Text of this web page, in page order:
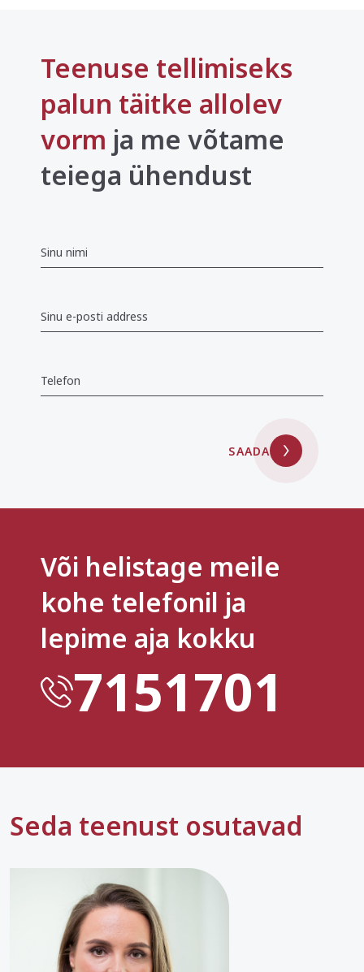
Teenuse tellimiseks
palun täitke allolev
vorm ja me võtame
teiega ühendust
SAADA
Või helistage meile
kohe telefonil ja
lepime aja kokku
7151701
Seda teenust osutavad